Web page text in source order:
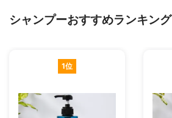
シャンプーおすすめランキング
1位